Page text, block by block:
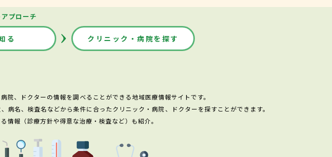
プローチ
る クリニック・病院を探す
、ドクターの情報を調べることができる地域医療情報サイトです。
名、検査名などから条件に合ったクリニック・病院、ドクターを探すことができます。
情報（診療方針や得意な治療・検査など）も紹介。